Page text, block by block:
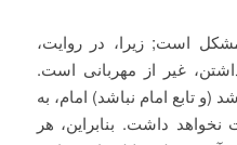
است; زیرا، در روایت،
غیر از مهربانی است.
تابع امام نباشد) امام، به
داشت. بنابراین، هر